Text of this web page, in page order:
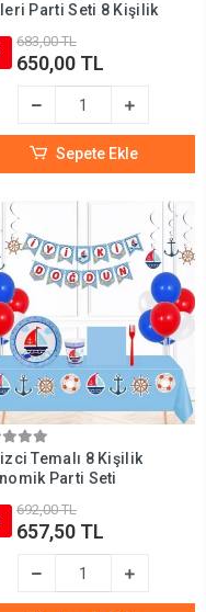
Parti Seti 8 Kişilik
683,00 TL
650,00 TL
Sepete Ekle
Temalı 8 Kişilik
Parti Seti
692,00 TL
657,50 TL